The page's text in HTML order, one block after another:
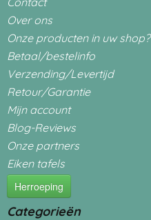
Over ons
Onze producten in uw shop?
Betaal/bestelinfo
Verzending/Levertijd
Retour/Garantie
Mijn account
Blog-Reviews
Onze partners
Eiken tafels
Herroeping
Categorieën